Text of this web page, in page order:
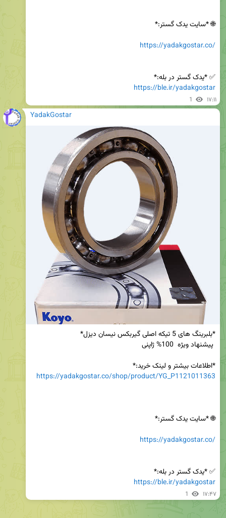
https://yadakgostar.co/
✅ *یدک گستر در بله:*
https://ble.ir/yadakgostar
1 ۱۷:۱۱
YadakGostar
*اطلاعات بیشتر و لینک خرید:*
https://yadakgostar.co/shop/product/YG_P1121011363
https://yadakgostar.co/
✅ *یدک گستر در بله:*
https://ble.ir/yadakgostar
1 ۱۷:۴۷